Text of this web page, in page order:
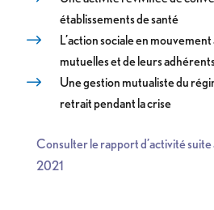
établissements de santé
L’action sociale en
mutuelles et de leurs
Une gestion mutualiste du
retrait pendant la crise
Consulter le rapport d’activité suite
2021